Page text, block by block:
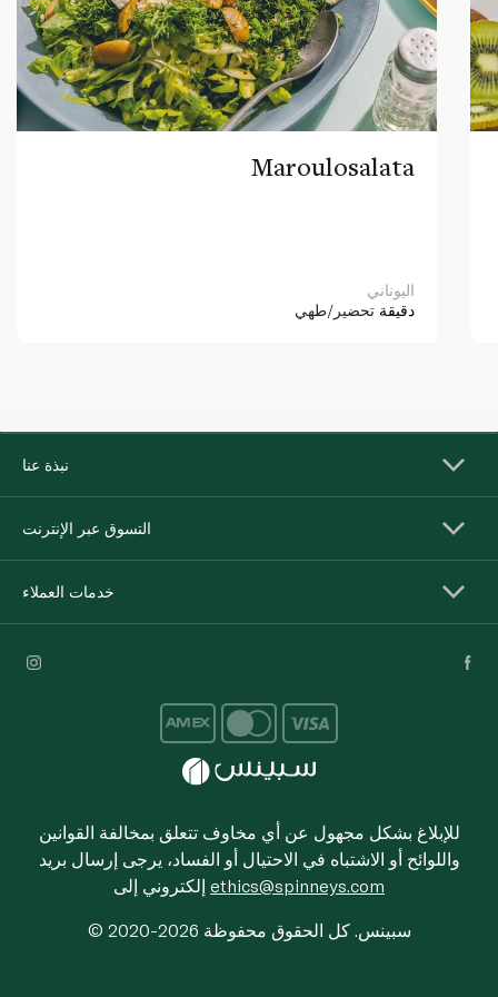
Maroulosalata
اليوناني
دقيقة تحضير/طهي
نبذة عنا
التسوق عبر الإنترنت
خدمات العملاء
للإبلاغ بشكل مجهول عن أي مخاوف تتعلق بمخالفة القوانين
واللوائح أو الاشتباه في الاحتيال أو الفساد، يرجى إرسال بريد
ethics@spinneys.com
© 2020-2026 سبينس. كل الحقوق محفوظة